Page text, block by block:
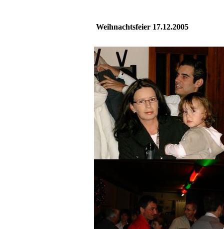
Weihnachtsfeier 17.12.2005